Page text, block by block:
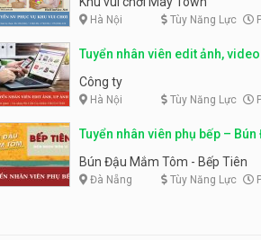
bàn parttime
Tuyển nhân viên
Shop mỹ phẩm
Tuyển nhân viên
KIBO KIDS
Tuyển nhân viên
Hà Nội Tùy Năng Lực
Tuyển nhân viên edit ảnh,
Công ty
Hà Nội Tùy Năng Lực
Tuyển nhân viên phụ bếp – Bún
Tôm – Bếp Tiên
Bún Đậu Mắm Tôm - Bếp Tiên
Đà Nẵng Tùy Năng Lực